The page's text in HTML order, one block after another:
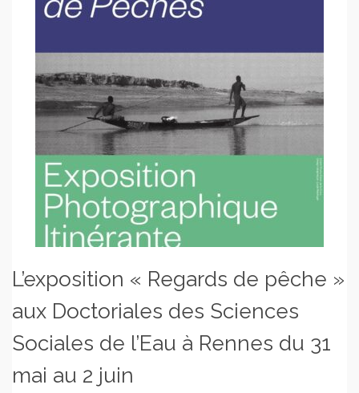
L’exposition « Regards de pêche »
aux Doctoriales des Sciences
Sociales de l’Eau à Rennes du 31
mai au 2 juin